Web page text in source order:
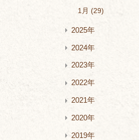
1月
29
2025年
2024年
2023年
2022年
2021年
2020年
2019年